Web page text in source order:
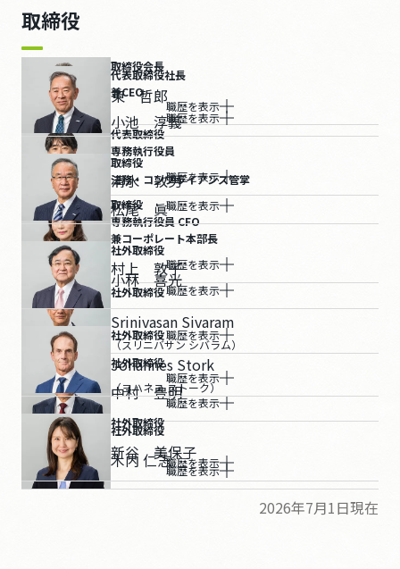
取締役
取締役会長​
東 哲郎​職歴を表示
代表取締役
専務執行役員
清水 敦男​職歴を表示
取締役
専務執行役員 CFO
兼コーポレート本部長
村上 敦子​職歴を表示
社外取締役
Srinivasan Sivaram
（スリニバサン シバラム）
職歴を表示
社外取締役
中村 豊明職歴を表示
社外取締役
木内 仁志職歴を表示
代表取締役社長
兼CEO
小池 淳義​職歴を表示
取締役
法務・コンプライアンス管掌​
松尾 眞​職歴を表示
社外取締役
小林 喜光​職歴を表示
社外取締役
Johannes Stork
（ヨハネス ストーク）
職歴を表示
社外取締役
新谷 美保子
職歴を表示
2026年7月1日現在